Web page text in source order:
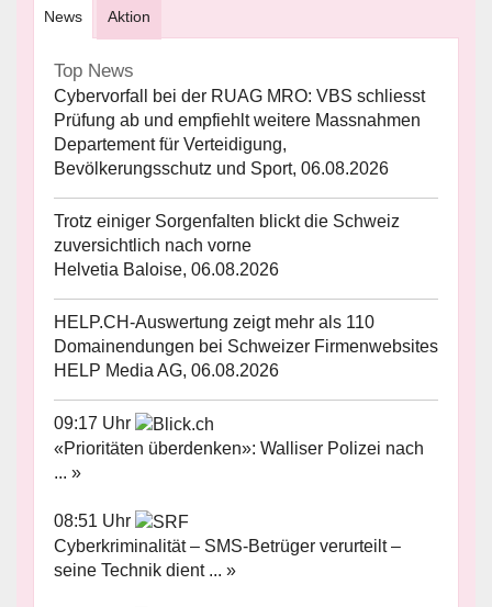
News Aktion
Top News
Cybervorfall bei der RUAG MRO: VBS schliesst
Prüfung ab und empfiehlt weitere Massnahmen
Departement für Verteidigung,
Bevölkerungsschutz und Sport, 06.08.2026
Trotz einiger Sorgenfalten blickt die Schweiz
zuversichtlich nach vorne
Helvetia Baloise, 06.08.2026
HELP.CH-Auswertung zeigt mehr als 110
Domainendungen bei Schweizer Firmenwebsites
HELP Media AG, 06.08.2026
09:17 Uhr
«Prioritäten überdenken»: Walliser Polizei nach
... »
08:51 Uhr
Cyberkriminalität – SMS-Betrüger verurteilt –
seine Technik dient ... »